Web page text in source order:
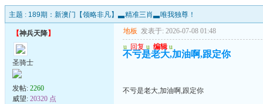
主题 : 189期：新澳门【领略非凡】▃精准三肖▃唯我独尊！
【神兵天降】
圣骑士
发帖: 2260
威望: 20320 点
地板 发表于: 2026-07-08 01:48
u 回复 u 编辑 u
不亏是老大,加油啊,跟定你
不亏是老大,加油啊,跟定你